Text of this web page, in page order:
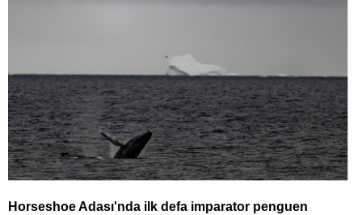
Horseshoe Adası'nda ilk defa imparator penguen